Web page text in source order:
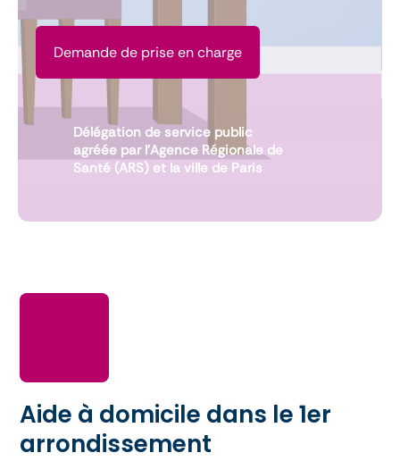
Demande de prise en charge
Délégation de service public
agréée par l’Agence Régionale de
Santé (ARS) et la ville de Paris
Aide à domicile dans le 1er
arrondissement